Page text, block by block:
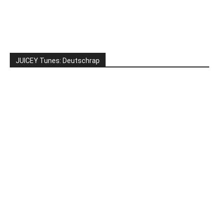
JUICEY Tunes: Deutschrap